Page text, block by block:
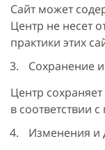
Сайт может
Центр не несет
практики этих
Сохранение
Центр
в соответствии
Изменения и